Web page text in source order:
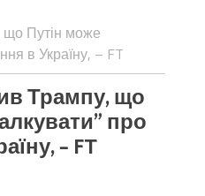
що Путін може
в Україну, – FT
Трампу, що
про
– FT